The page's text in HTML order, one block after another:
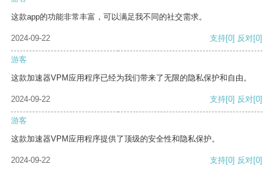
这款app的功能非常丰富，可以满足我不同的社交需求。
2024-09-22 支持[0] 反对[0]
游客
这款加速器VPM应用程序已经为我们带来了无限的隐私保护和自由。
2024-09-22 支持[0] 反对[0]
游客
这款加速器VPM应用程序提供了顶级的安全性和隐私保护。
2024-09-22 支持[0] 反对[0]